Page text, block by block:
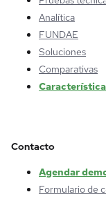
Analítica
FUNDAE
Soluciones
Comparativas
Contacto
Agendar
Formulario de